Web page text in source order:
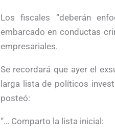
Los fiscales “deberán
embarcado en conductas
empresariales.
Se recordará que ayer el
larga lista de políticos
posteó:
“… Comparto la lista inicial: